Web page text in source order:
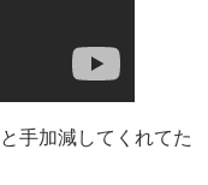
手加減してくれてた